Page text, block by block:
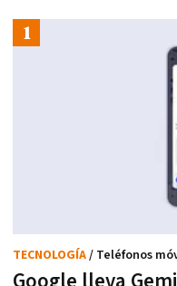
TECNOLOGÍA/ Teléfonos